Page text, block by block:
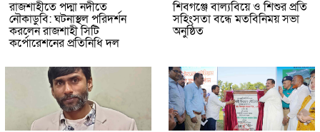
রাজশাহীতে পদ্মা নদীতে
নৌকাডুবি: ঘটনাস্থল পরিদর্শন
করলেন রাজশাহী সিটি
কর্পোরেশনের প্রতিনিধি দল
শিবগঞ্জে বাল্যবিয়ে ও শিশুর প্রতি
সহিংসতা বন্ধে মতবিনিময় সভা
অনুষ্ঠিত